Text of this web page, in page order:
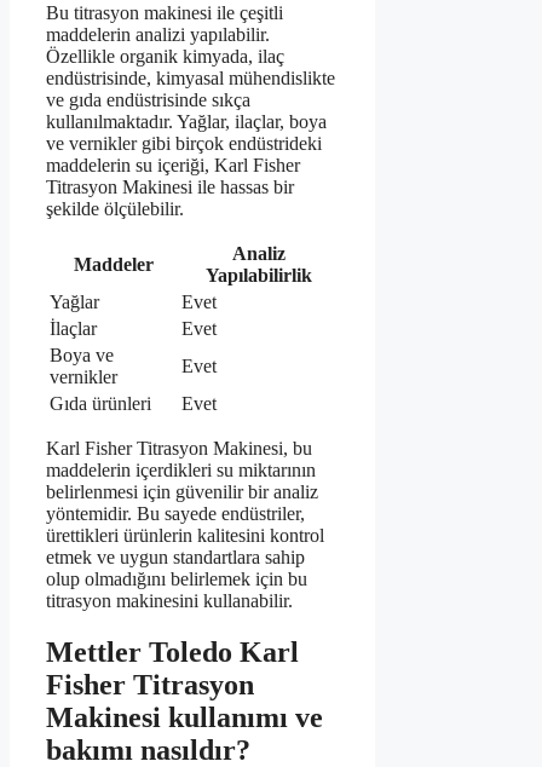
Bu titrasyon makinesi ile çeşitli
maddelerin analizi yapılabilir.
Özellikle organik kimyada, ilaç
endüstrisinde, kimyasal mühendislikte
ve gıda endüstrisinde sıkça
kullanılmaktadır. Yağlar, ilaçlar, boya
ve vernikler gibi birçok endüstrideki
maddelerin su içeriği, Karl Fisher
Titrasyon Makinesi ile hassas bir
şekilde ölçülebilir.
Maddeler
Analiz
Yapılabilirlik
Yağlar
Evet
İlaçlar
Evet
Boya ve
vernikler
Evet
Gıda ürünleri
Evet
Karl Fisher Titrasyon Makinesi, bu
maddelerin içerdikleri su miktarının
belirlenmesi için güvenilir bir analiz
yöntemidir. Bu sayede endüstriler,
ürettikleri ürünlerin kalitesini kontrol
etmek ve uygun standartlara sahip
olup olmadığını belirlemek için bu
titrasyon makinesini kullanabilir.
Mettler Toledo Karl
Fisher Titrasyon
Makinesi kullanımı ve
bakımı nasıldır?